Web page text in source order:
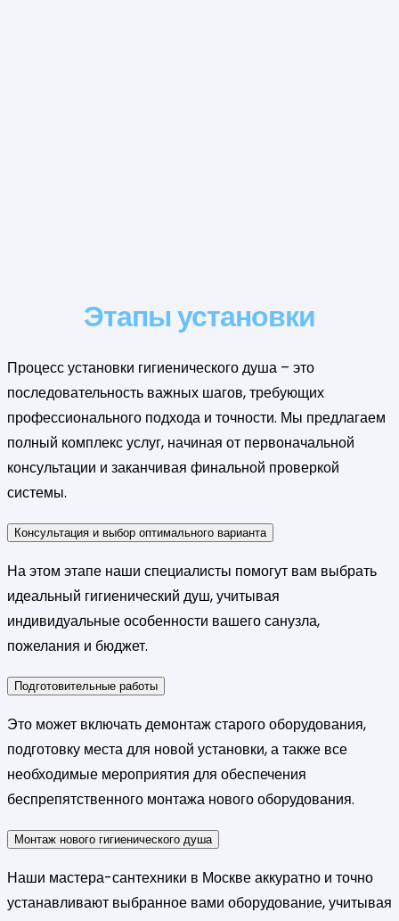
Этапы установки
Процесс установки гигиенического душа – это
последовательность важных шагов, требующих
профессионального подхода и точности. Мы предлагаем
полный комплекс услуг, начиная от первоначальной
консультации и заканчивая финальной проверкой
системы.
Консультация и выбор оптимального варианта
На этом этапе наши специалисты помогут вам выбрать
идеальный гигиенический душ, учитывая
индивидуальные особенности вашего санузла,
пожелания и бюджет.
Подготовительные работы
Это может включать демонтаж старого оборудования,
подготовку места для новой установки, а также все
необходимые мероприятия для обеспечения
беспрепятственного монтажа нового оборудования.
Монтаж нового гигиенического душа
Наши мастера-сантехники в Москве аккуратно и точно
устанавливают выбранное вами оборудование, учитывая